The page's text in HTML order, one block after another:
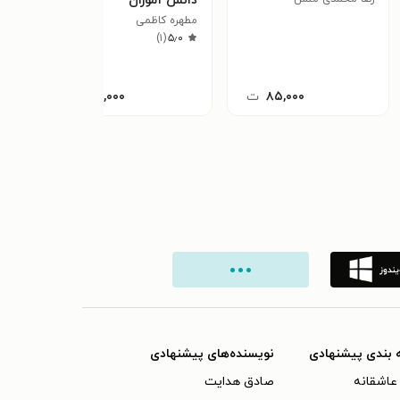
۸۵,۰۰۰ ت
مطهره کاظمی
۵٫۰(۱)
۷۰,۰۰۰
بندی پیشنهادی
نویسنده‌های پیشنهادی
صادق هدایت